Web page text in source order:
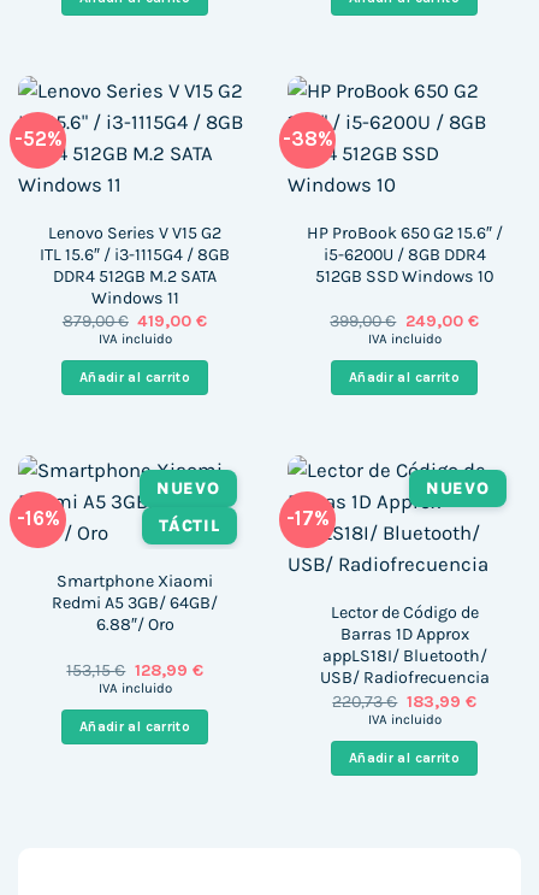
1.088,00 €.
126,32 €.
-52%
Lenovo Series V V15 G2
ITL 15.6″ / i3-1115G4 / 8GB
DDR4 512GB M.2 SATA
Windows 11
879,00€ El
precio
era:
879,00 €.
419,00€El
es:
419,00 €.
IVA incluido
Añadir al carrito
-38%
HP ProBook 650 G2 15.6″ /
i5-6200U / 8GB DDR4
512GB SSD Windows 10
399,00€ El
precio
era:
399,00 €.
249,00 €El
es:
249,00
IVA incluido
Añadir al carrito
-16%
NUEVO
TÁCTIL
Smartphone Xiaomi
Redmi A5 3GB/ 64GB/
6.88″/ Oro
153,15€ El
precio
era:
153,15 €.
128,99 €El
es:
128,99 €.
IVA incluido
Añadir al carrito
-17%
NUEVO
Lector de Código de
Barras 1D Approx
appLS18I/ Bluetooth/
USB/ Radiofrecuencia
220,73€ El
precio
era:
220,73 €.
183,99 €El
es:
183,99
IVA incluido
Añadir al carrito